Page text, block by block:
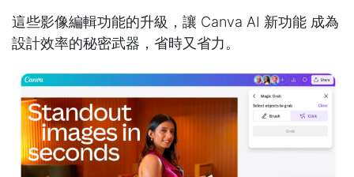
這些影像編輯功能的升級，讓 Canva AI 新功能 成為
設計效率的秘密武器，省時又省力。